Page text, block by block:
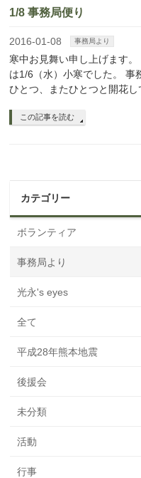
1/8 事務局便り
2016-01-08 事務局より
寒中お見舞い申し上げます
は1/6（水）小寒でした。 事
ひとつ、またひとつと開花し
この記事を読む
カテゴリー
ボランティア
事務局より
光永's eyes
全て
平成28年熊本地震
後援会
未分類
活動
行事